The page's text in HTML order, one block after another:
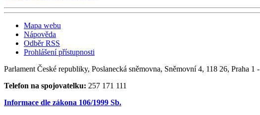
Mapa webu
Nápověda
Odběr RSS
Prohlášení přístupnosti
Parlament České republiky, Poslanecká sněmovna, Sněmovní 4, 118 26, Praha 1
Telefon na spojovatelku: 257 171 111
Informace dle zákona 106/1999 Sb.